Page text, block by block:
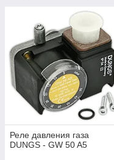
Реле давления газа
DUNGS - GW 50 A5